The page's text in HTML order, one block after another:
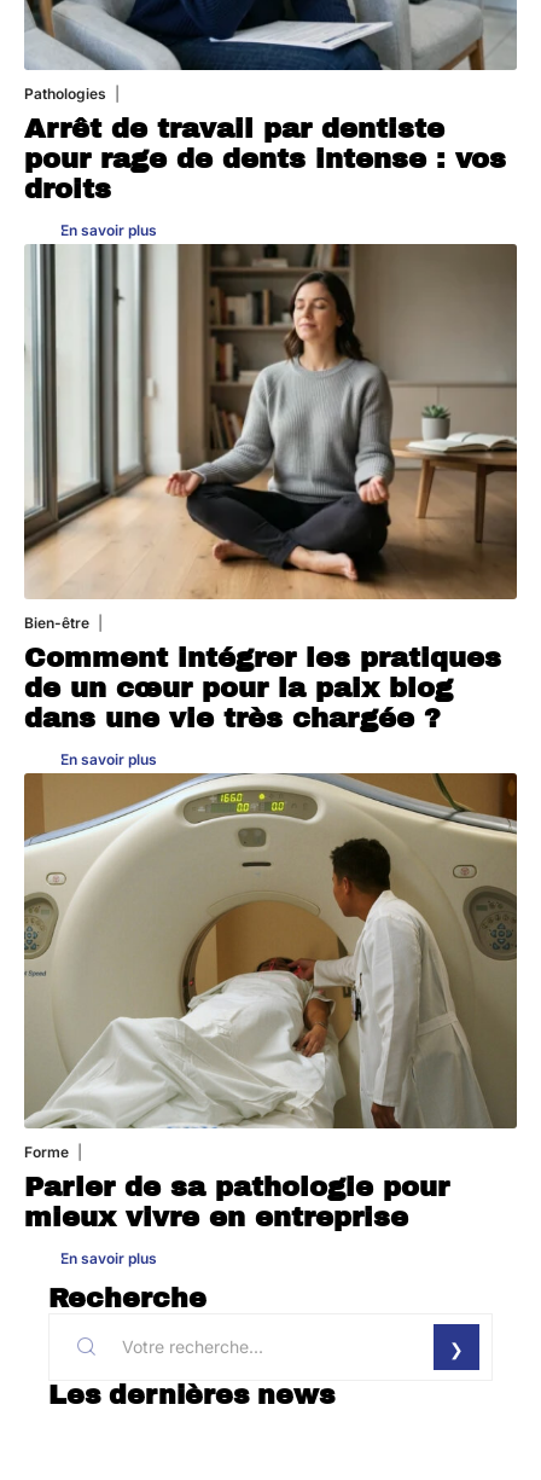
Pathologies
Arrêt de travail par dentiste
pour rage de dents intense : vos
droits
En savoir plus
Bien-être
Comment intégrer les pratiques
de un cœur pour la paix blog
dans une vie très chargée ?
En savoir plus
Forme
Parler de sa pathologie pour
mieux vivre en entreprise
En savoir plus
Recherche
Les dernières news